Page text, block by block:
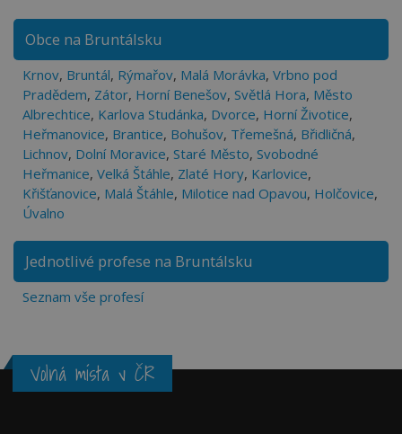
Obce na Bruntálsku
Krnov, Bruntál, Rýmařov, Malá Morávka, Vrbno pod
Pradědem, Zátor, Horní Benešov, Světlá Hora, Město
Albrechtice, Karlova Studánka, Dvorce, Horní Životice,
Heřmanovice, Brantice, Bohušov, Třemešná, Břidličná,
Lichnov, Dolní Moravice, Staré Město, Svobodné
Heřmanice, Velká Štáhle, Zlaté Hory, Karlovice,
Křišťanovice, Malá Štáhle, Milotice nad Opavou, Holčovice,
Úvalno
Jednotlivé profese na Bruntálsku
Seznam vše profesí
Volná místa v ČR